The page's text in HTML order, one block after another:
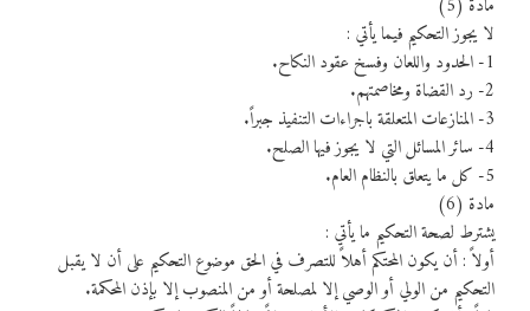
مادة (5)
لا يجوز التحكيم فيما يأتي :
1- الحدود واللعان وفسخ عقود النكاح.
2- رد القضاة ومخاصمتهم.
3- المنازعات المتعلقة باجراءات التنفيذ جبراً.
4- سائر المسائل التي لا يجوز فيها الصلح.
5- كل ما يتعلق بالنظام العام.
مادة (6)
يشترط لصحة التحكيم ما يأتي :
أولاً : أن يكون المحتكم أهلاً للتصرف في الحق موضوع التحكيم على أن لا يقبل
التحكيم من الولي أو الوصي إلا لمصلحة أو من المنصوب إلا بإذن المحكمة.